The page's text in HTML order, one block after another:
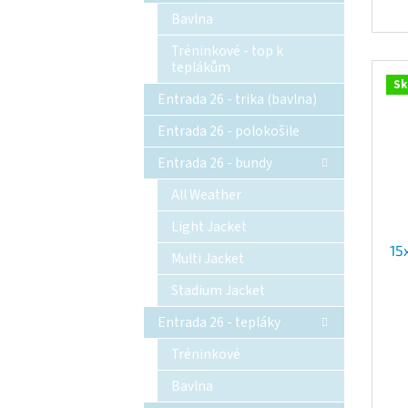
Bavlna
Tréninkové - top k
teplákům
Entrada 26 - trika (bavlna)
Entrada 26 - polokošile
Entrada 26 - bundy
All Weather
Light Jacket
Multi Jacket
Stadium Jacket
Entrada 26 - tepláky
Tréninkové
Bavlna